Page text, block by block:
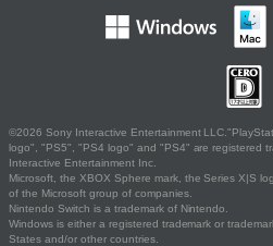
©2026 Sony Interactive Entertainment
logo", "PS5", "PS4 logo" and "PS4" are registered
Interactive Entertainment Inc.
Microsoft, the XBOX Sphere mark, the Series X|S
of the Microsoft group of companies.
Nintendo Switch is a trademark of Nintendo.
Windows is either a registered trademark or
States and/or other countries.